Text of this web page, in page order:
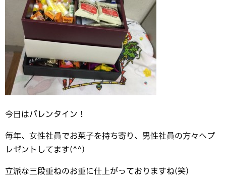
今日はバレンタイン！
毎年、女性社員でお菓子を持ち寄り、男性社員の方々へプ
レゼントしてます(^^)
立派な三段重ねのお重に仕上がっておりますね(笑)